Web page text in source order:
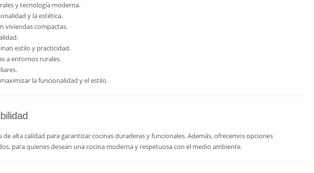
y tecnología moderna.
y la estética.
viviendas compactas.
estilo y practicidad.
a entornos rurales.
la funcionalidad y el estilo.
de alta calidad para garantizar cocinas duraderas y funcionales. Además, ofrecemos opciones
para quienes desean una cocina moderna y respetuosa con el medio ambiente.